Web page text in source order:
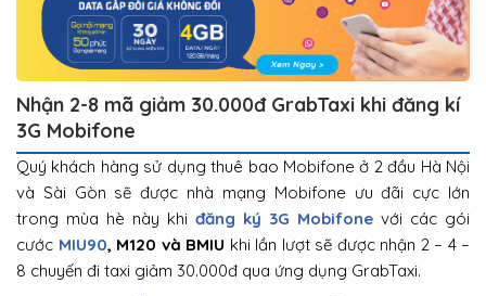
Nhận 2-8 mã giảm 30.000đ GrabTaxi khi đăng kí
3G Mobifone
Quý khách hàng sử dụng thuê bao Mobifone ở 2 đầu Hà Nội
và Sài Gòn sẽ được nhà mạng Mobifone ưu đãi cực lớn
trong mùa hè này khi đăng ký 3G Mobifone với các gói
cước MIU90, M120 và BMIU khi lần lượt sẽ được nhận 2 – 4 –
8 chuyến đi taxi giảm 30.000đ qua ứng dụng GrabTaxi.